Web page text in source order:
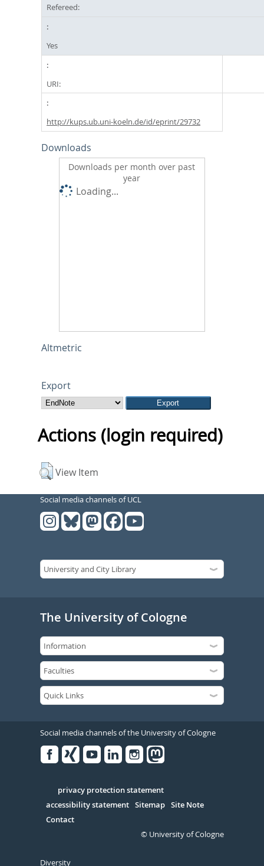
Refereed:
Yes
URI:
http://kups.ub.uni-koeln.de/id/eprint/29732
Downloads
Downloads per month over past
year
Loading...
Altmetric
Export
Actions (login required)
View Item
Social media channels of UCL
The University of Cologne
Social media channels of the University of Cologne
Serivce
privacy protection statement
accessibility statement Sitemap Site Note
Contact
© University of Cologne
Diversity